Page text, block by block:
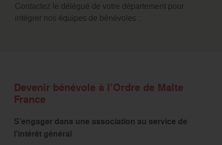
Contactez le délégué de votre département pour
intégrer nos équipes de bénévoles :
Devenir bénévole à l’Ordre de Malte
France
S’engager dans une association au service de
l’intérêt général